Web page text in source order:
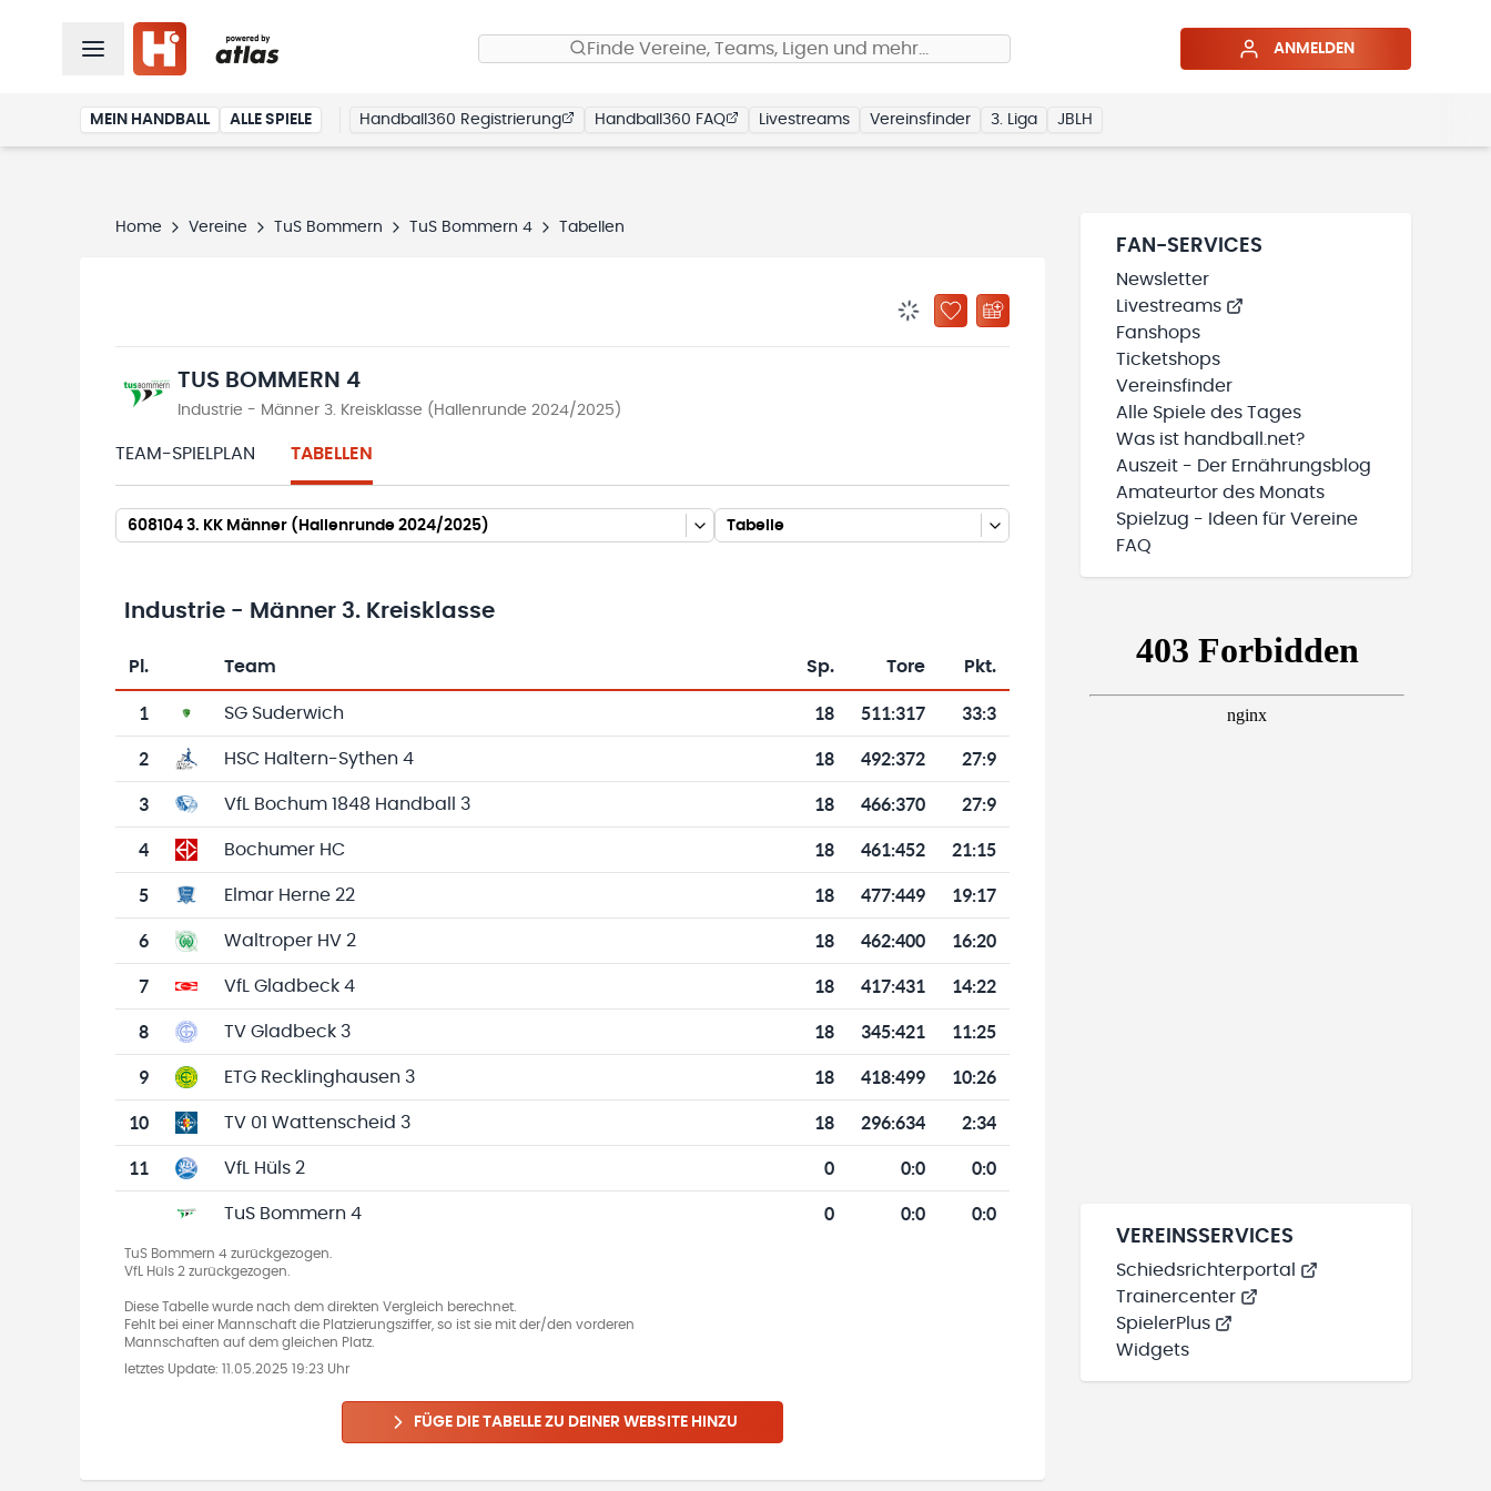
Finde Vereine, Teams, Ligen und mehr… ANMELDEN
MEIN HANDBALL ALLE SPIELE Handball360 Registrierung Handball360 FAQ Livestreams Vereinsfinder 3. Liga JBLH
Home Vereine TuS Bommern TuS Bommern 4 Tabellen
BENACHRICHTIGUNGSSTATUS WIRD GELADEN
ZU „MEINE TEAMS“ HINZUFÜGEN
TUS BOMMERN 4
Industrie - Männer 3. Kreisklasse (Hallenrunde 2024/2025)
TEAM-SPIELPLAN TABELLEN
608104 3. KK Männer (Hallenrunde 2024/2025) Tabelle
Industrie - Männer 3. Kreisklasse
Tabelle mit Vereinsplatzierungen, Spielen, Toren und Punkten
Pl. Team Sp. Tore Pkt.
1 SG Suderwich 18 511:317 33:3
2 HSC Haltern-Sythen 4 18 492:372 27:9
3 VfL Bochum 1848 Handball 3 18 466:370 27:9
4 Bochumer HC 18 461:452 21:15
5 Elmar Herne 22 18 477:449 19:17
6 Waltroper HV 2 18 462:400 16:20
7 VfL Gladbeck 4 18 417:431 14:22
8 TV Gladbeck 3 18 345:421 11:25
9 ETG Recklinghausen 3 18 418:499 10:26
10 TV 01 Wattenscheid 3 18 296:634 2:34
11 VfL Hüls 2 0 0:0 0:0
TuS Bommern 4 0 0:0 0:0
TuS Bommern 4 zurückgezogen.
VfL Hüls 2 zurückgezogen.
Diese Tabelle wurde nach dem direkten Vergleich berechnet.
Fehlt bei einer Mannschaft die Platzierungsziffer, so ist sie mit der/den vorderen
Mannschaften auf dem gleichen Platz.
letztes Update: 11.05.2025 19:23 Uhr
FÜGE DIE TABELLE ZU DEINER WEBSITE HINZU
FAN-SERVICES
Newsletter
Livestreams
Fanshops
Ticketshops
Vereinsfinder
Alle Spiele des Tages
Was ist handball.net?
Auszeit - Der Ernährungsblog
Amateurtor des Monats
Spielzug - Ideen für Vereine
FAQ
VEREINSSERVICES
Schiedsrichterportal
Trainercenter
SpielerPlus
Widgets